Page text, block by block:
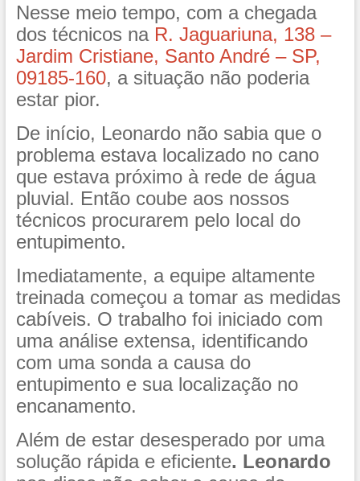
Nesse meio tempo, com a chegada
dos técnicos na R. Jaguariuna, 138 –
Jardim Cristiane, Santo André – SP,
09185-160, a situação não poderia
estar pior.
De início, Leonardo não sabia que o
problema estava localizado no cano
que estava próximo à rede de água
pluvial. Então coube aos nossos
técnicos procurarem pelo local do
entupimento.
Imediatamente, a equipe altamente
treinada começou a tomar as medidas
cabíveis. O trabalho foi iniciado com
uma análise extensa, identificando
com uma sonda a causa do
entupimento e sua localização no
encanamento.
Além de estar desesperado por uma
solução rápida e eficiente. Leonardo